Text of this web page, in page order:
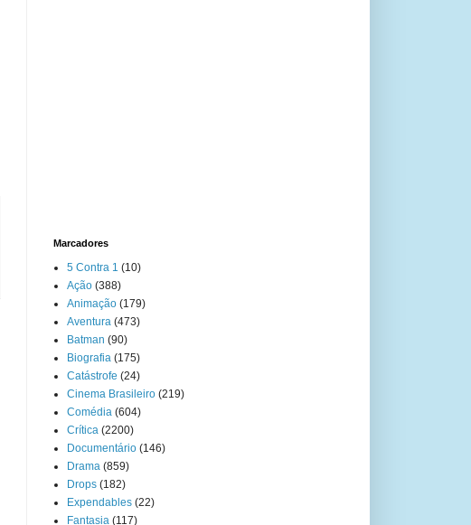
Marcadores
5 Contra 1 (10)
Ação (388)
Animação (179)
Aventura (473)
Batman (90)
Biografia (175)
Catástrofe (24)
Cinema Brasileiro (219)
Comédia (604)
Crítica (2200)
Documentário (146)
Drama (859)
Drops (182)
Expendables (22)
Fantasia (117)